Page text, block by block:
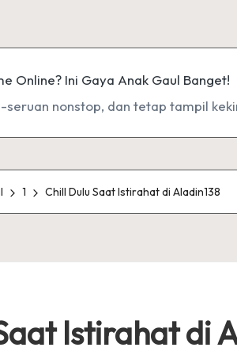
nonstop, dan tetap tampil
1 Chill Dulu Saat Istirahat di Aladin138
Istirahat di